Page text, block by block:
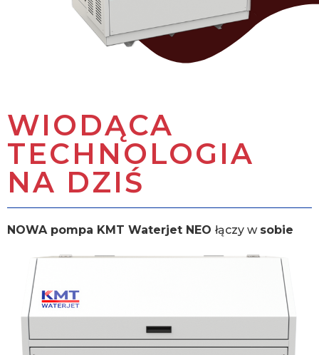
WIODĄCA
TECHNOLOGIA
NA DZIŚ
NOWA pompa KMT Waterjet NEO łączy w sobie